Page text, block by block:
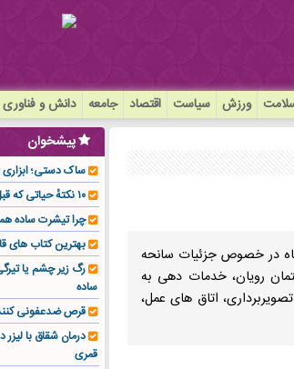
ورزش سیاست اقتصاد جامعه دانش و فناوری
در خصوص جزئیات سانحه
رویان، خدمات دهی به
اتاق های عمل،
پیشخوان
ساک دستی؛ ابزاری
۱۰ نکتهٔ حیاتی که قبل از کاشت ایمپلنت باید بدانید!
چرا تیشرت ساده
بهترین کتاب های
رگ زیر چشم یا
ساده
قرص ضدعفونی
درمان شقاق با لیزر
قمری